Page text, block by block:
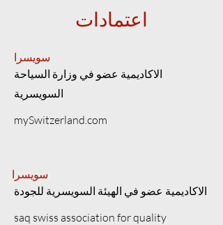
اعتمادات
سويسرا
الاكاديمية عضو في وزارة السياحة
السويسرية
mySwitzerland.com
سويسرا
الاكاديمية عضو في الهيئة السويسرية للجودة
saq swiss association for quality